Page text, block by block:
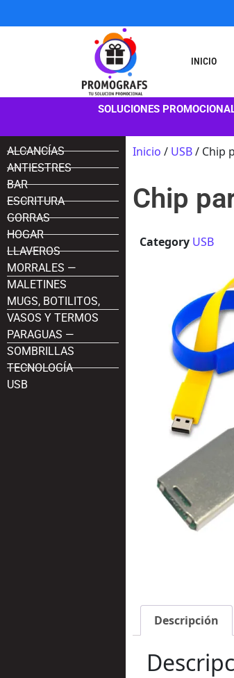
INICIO
SOLUCIONES
ALCANCÍAS
ANTIESTRES
BAR
ESCRITURA
GORRAS
HOGAR
LLAVEROS
MORRALES —
MALETINES
MUGS, BOTILITOS,
VASOS Y TERMOS
PARAGUAS —
SOMBRILLAS
TECNOLOGÍA
USB
Inicio / USB/ Chip
Chip
Category USB
Descripción